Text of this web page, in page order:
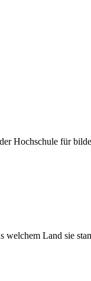
Hochschule für
Land sie